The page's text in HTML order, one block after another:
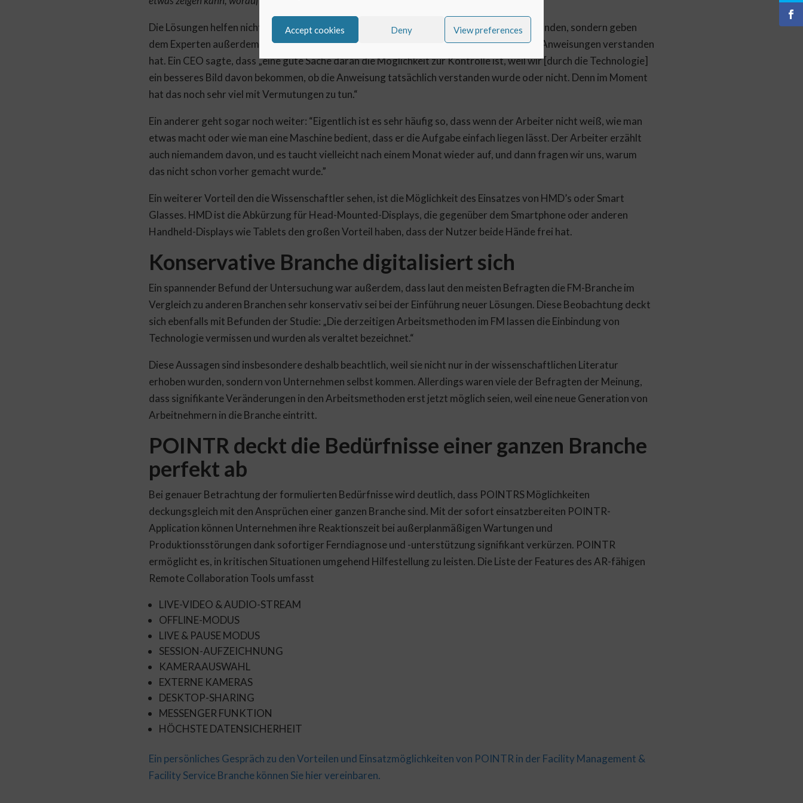
Accept cookies Deny View preferences
Die Lösungen helfen nicht nur, die Sprachbarriere zu überwinden Sprachbarriere zu überwinden, sondern geben
dem Experten außerdem ein besseres Verständnis dafür, ob der Arbeiter seine oder ihre Anweisungen verstanden
hat. Ein CEO sagte, dass „eine gute Sache daran die Möglichkeit zur Kontrolle ist, weil wir [durch die Technologie]
ein besseres Bild davon bekommen, ob die Anweisung tatsächlich verstanden wurde oder nicht. Denn im Moment
hat das noch sehr viel mit Vermutungen zu tun.“
Ein anderer geht sogar noch weiter: “Eigentlich ist es sehr häufig so, dass wenn der Arbeiter nicht weiß, wie man
etwas macht oder wie man eine Maschine bedient, dass er die Aufgabe einfach liegen lässt. Der Arbeiter erzählt
auch niemandem davon, und es taucht vielleicht nach einem Monat wieder auf, und dann fragen wir uns, warum
das nicht schon vorher gemacht wurde.”
Ein weiterer Vorteil den die Wissenschaftler sehen, ist die Möglichkeit des Einsatzes von HMD’s oder Smart
Glasses. HMD ist die Abkürzung für Head-Mounted-Displays, die gegenüber dem Smartphone oder anderen
Handheld-Displays wie Tablets den großen Vorteil haben, dass der Nutzer beide Hände frei hat.
Konservative Branche digitalisiert sich
Ein spannender Befund der Untersuchung war außerdem, dass laut den meisten Befragten die FM-Branche im
Vergleich zu anderen Branchen sehr konservativ sei bei der Einführung neuer Lösungen. Diese Beobachtung deckt
sich ebenfalls mit Befunden der Studie: „Die derzeitigen Arbeitsmethoden im FM lassen die Einbindung von
Technologie vermissen und wurden als veraltet bezeichnet.“
Diese Aussagen sind insbesondere deshalb beachtlich, weil sie nicht nur in der wissenschaftlichen Literatur
erhoben wurden, sondern von Unternehmen selbst kommen. Allerdings waren viele der Befragten der Meinung,
dass signifikante Veränderungen in den Arbeitsmethoden erst jetzt möglich seien, weil eine neue Generation von
Arbeitnehmern in die Branche eintritt.
POINTR deckt die Bedürfnisse einer ganzen Branche
perfekt ab
Bei genauer Betrachtung der formulierten Bedürfnisse wird deutlich, dass POINTRS Möglichkeiten
deckungsgleich mit den Ansprüchen einer ganzen Branche sind. Mit der sofort einsatzbereiten POINTR-
Application können Unternehmen ihre Reaktionszeit bei außerplanmäßigen Wartungen und
Produktionsstörungen dank sofortiger Ferndiagnose und -unterstützung signifikant verkürzen. POINTR
ermöglicht es, in kritischen Situationen umgehend Hilfestellung zu leisten. Die Liste der Features des AR-fähigen
Remote Collaboration Tools umfasst
LIVE-VIDEO & AUDIO-STREAM
OFFLINE-MODUS
LIVE & PAUSE MODUS
SESSION-AUFZEICHNUNG
KAMERAAUSWAHL
EXTERNE KAMERAS
DESKTOP-SHARING
MESSENGER FUNKTION
HÖCHSTE DATENSICHERHEIT
Ein persönliches Gespräch zu den Vorteilen und Einsatzmöglichkeiten von POINTR in der Facility Management &
Facility Service Branche können Sie hier vereinbaren.